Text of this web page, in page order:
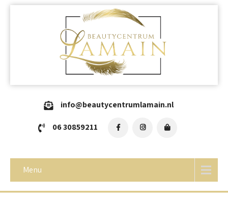
info@beautycentrumlamain.nl
06 30859211
Menu